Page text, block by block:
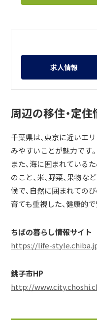
残業を極力減らす仕組み
く安心して働ける環境を
特殊な技術ゆえに、最初
ちが責任を持って直接指
問いません。大切なのは
い」というその気持ちです
日本でも数少ないこの技
とって一生の財産になり
せんか？
求人情報
周辺の移住・定住
千葉県は、東京に近いエ
みやすいことが魅力です。
また、海に囲まれている
のこと、米、野菜、果物
候で、自然に囲まれての
育ても重視した、健康的
ちばの暮らし情報サイト
https://life-
銚子市HP
http://